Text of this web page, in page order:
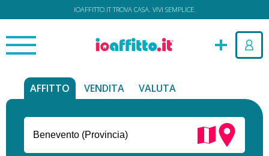
IOAFFITTO.IT TROVA CASA. VIVI SEMPLICE.
AFFITTO VENDITA VALUTA